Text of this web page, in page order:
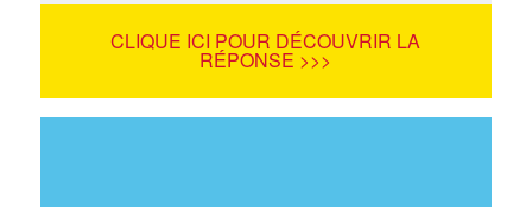
CLIQUE ICI POUR DÉCOUVRIR LA
RÉPONSE >>>